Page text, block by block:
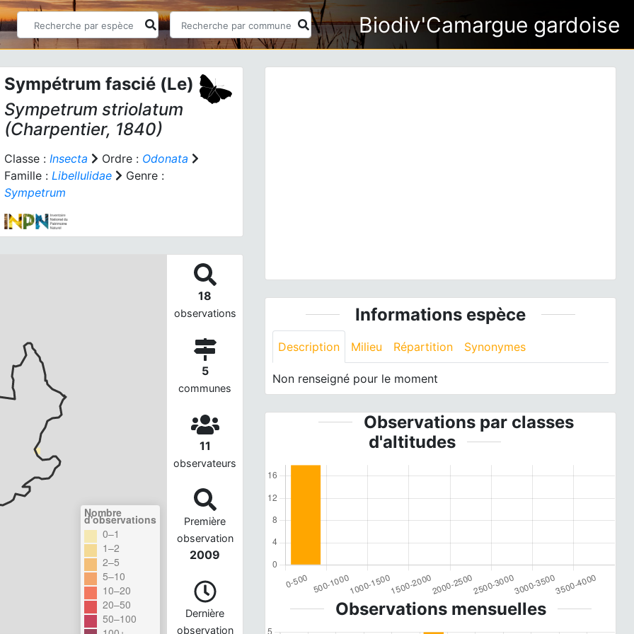
Biodiv'Camargue gardoise
Sympétrum fascié (Le)
Sympetrum striolatum
(Charpentier, 1840)
Classe : Insecta Ordre : Odonata
Famille : Libellulidae
Genre :
Sympetrum
Nombre
d'observations
0–1
1–2
2–5
5–10
10–20
20–50
50–100
18
observations
5
communes
11
observateurs
Première
observation
2009
Dernière
observation
Informations espèce
Description Milieu Répartition Synonymes
Non renseigné pour le moment
Observations par classes
d'altitudes
Observations mensuelles